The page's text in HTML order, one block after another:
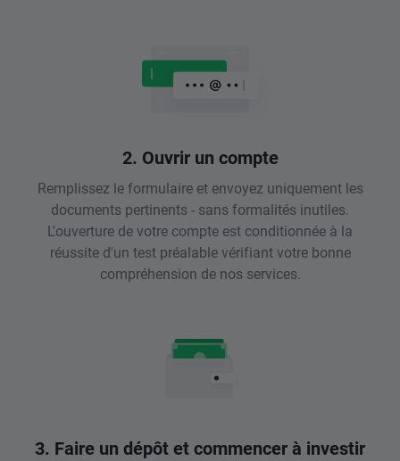
2. Ouvrir un compte
Remplissez le formulaire et envoyez uniquement les
documents pertinents - sans formalités inutiles.
L'ouverture de votre compte est conditionnée à la
réussite d'un test préalable vérifiant votre bonne
compréhension de nos services.
3. Faire un dépôt et commencer à investir